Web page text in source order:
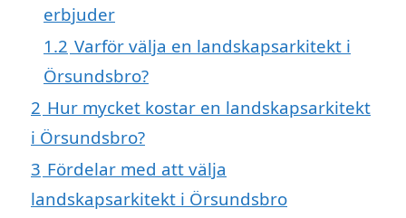
erbjuder
1.2 Varför välja en landskapsarkitekt i
Örsundsbro?
2 Hur mycket kostar en landskapsarkitekt
i Örsundsbro?
3 Fördelar med att välja
landskapsarkitekt i Örsundsbro